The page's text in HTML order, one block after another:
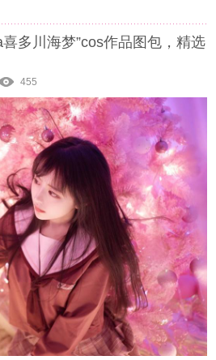
多川海梦”cos作品图包，精选
455